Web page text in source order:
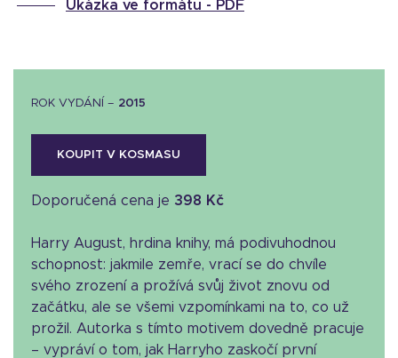
Ukázka ve formátu - PDF
ROK VYDÁNÍ – 2015
KOUPIT V KOSMASU
Doporučená cena je 398 Kč
Harry August, hrdina knihy, má podivuhodnou
schopnost: jakmile zemře, vrací se do chvíle
svého zrození a prožívá svůj život znovu od
začátku, ale se všemi vzpomínkami na to, co už
prožil. Autorka s tímto motivem dovedně pracuje
– vypráví o tom, jak Harryho zaskočí první